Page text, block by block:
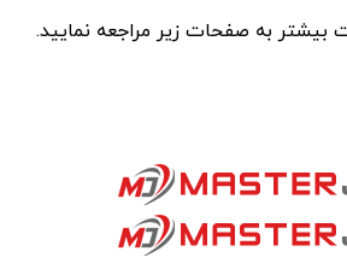
به صفحات زیر مراجعه نمایید.